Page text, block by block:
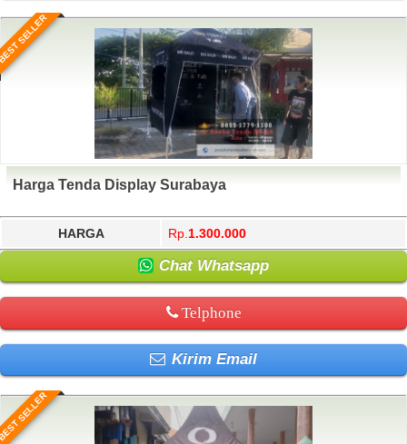
SELLER
Harga Tenda Display Surabaya
HARGA Rp. 1.300.000
Chat Whatsapp
Telphone
Kirim Email
SELLER